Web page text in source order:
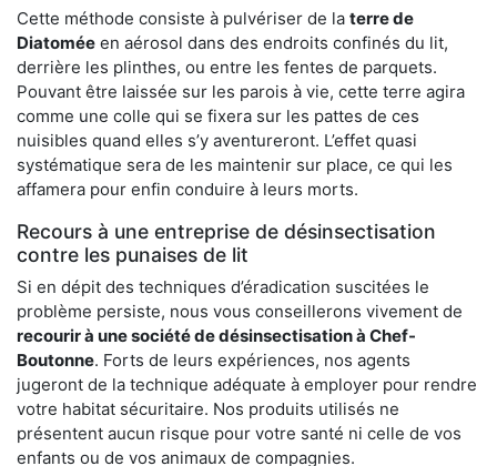
Cette méthode consiste à pulvériser de la terre de
Diatomée en aérosol dans des endroits confinés du lit,
derrière les plinthes, ou entre les fentes de parquets.
Pouvant être laissée sur les parois à vie, cette terre agira
comme une colle qui se fixera sur les pattes de ces
nuisibles quand elles s’y aventureront. L’effet quasi
systématique sera de les maintenir sur place, ce qui les
affamera pour enfin conduire à leurs morts.
Recours à une entreprise de désinsectisation
contre les punaises de lit
Si en dépit des techniques d’éradication suscitées le
problème persiste, nous vous conseillerons vivement de
recourir à une société de désinsectisation à Chef-
Boutonne. Forts de leurs expériences, nos agents
jugeront de la technique adéquate à employer pour rendre
votre habitat sécuritaire. Nos produits utilisés ne
présentent aucun risque pour votre santé ni celle de vos
enfants ou de vos animaux de compagnies.